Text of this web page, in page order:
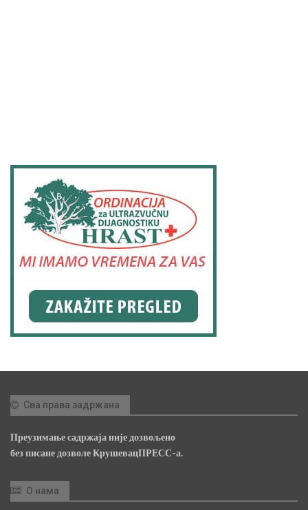
Сва права задржана
Преузимање садржаја није дозвољено
без писане дозволе КрушевацПРЕСС-а.
О нама